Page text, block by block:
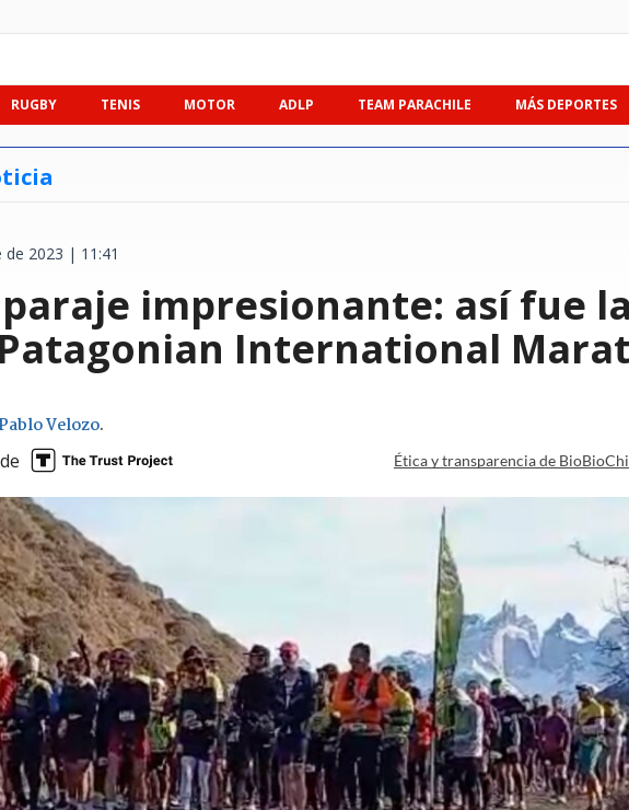
RUGBY TENIS MOTOR ADLP TEAM PARACHILE MÁS DEPORTES
de 2023 | 11:41
impresionante: así fue
International
Pablo Velozo.
Ética y transparencia de